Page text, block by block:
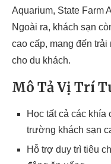
Aquarium, State Farm
Ngoài ra, khách sạn
cao cấp, mang đến
cho du khách.
Mô Tả Vị Trí
Học tất cả các khía
trường khách sạn
Hỗ trợ duy trì tiêu